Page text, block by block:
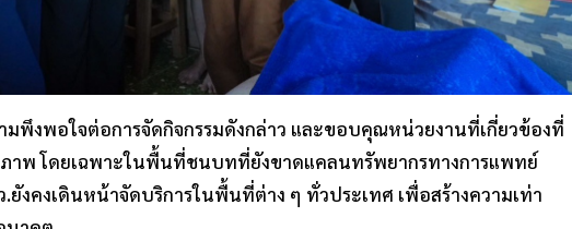
พึงพอใจต่อการจัดกิจกรรมดังกล่าว และขอบคุณหน่วยงานที่เกี่ยวข้องที่
าพ โดยเฉพาะในพื้นที่ชนบทที่ยังขาดแคลนทรัพยากรทางการแพทย์
งคงเดินหน้าจัดบริการในพื้นที่ต่าง ๆ ทั่วประเทศ เพื่อสร้างความเท่า